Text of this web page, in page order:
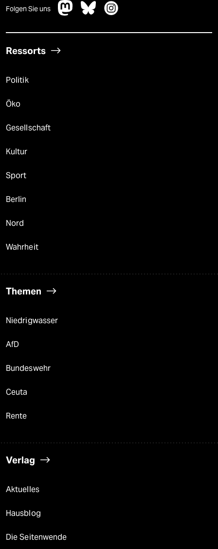
Folgen Sie uns
Ressorts
Politik
Öko
Gesellschaft
Kultur
Sport
Berlin
Nord
Wahrheit
Themen
Niedrigwasser
AfD
Bundeswehr
Ceuta
Rente
Verlag
Aktuelles
Hausblog
Die Seitenwende